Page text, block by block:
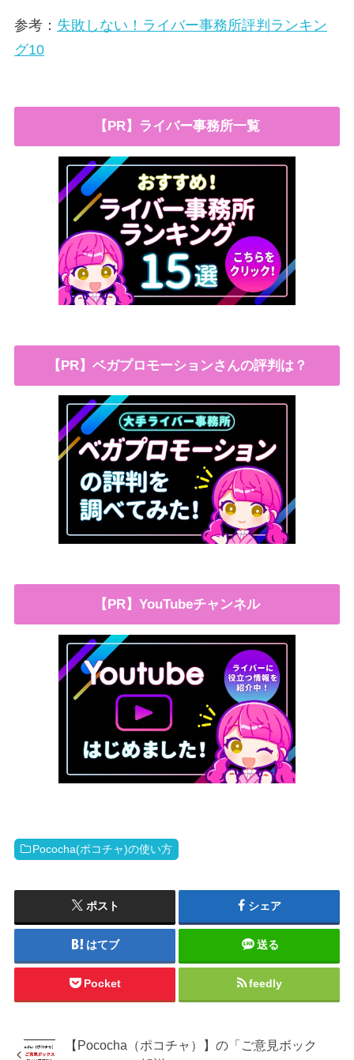
参考： 失敗しない！ライバー事務所評判ランキン
グ10
【PR】ライバー事務所一覧
【PR】ベガプロモーションさんの評判は？
【PR】YouTubeチャンネル
Pococha(ポコチャ)の使い方
ポスト シェア
はてブ 送る
Pocket feedly
【Pococha（ポコチャ）】の「ご意見ボック